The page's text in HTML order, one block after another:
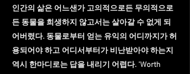
인간의 삶은 어느샌가 고의적으로든 무의적으로
든 동물을 희생하지 않고서는 살아갈 수 없게 되
어버렸다. 동물로부터 얻는 유익의 어디까지가 허
용되어야 하고 어디서부터가 비난받아야 하는지
역시 한마디로는 답을 내리기 어렵다. 'Worth